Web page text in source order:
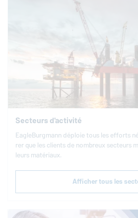
Secteurs d'activité
EagleBurgmanndéploie tous les efforts
rer que les clients de nombreux secteurs
leurs ma­té­riaux.
Afficher tous les